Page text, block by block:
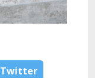
Тwitter